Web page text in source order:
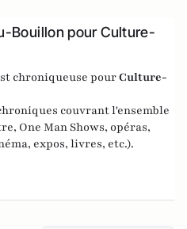
Bouillon pour Culture-
chroniqueuse pourCulture-
couvrant l'ensemble
One Man Shows, opéras,
expos, livres, etc.).